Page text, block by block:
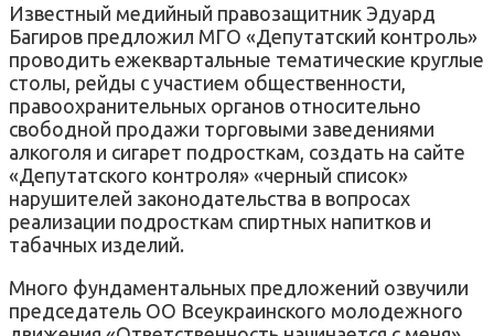
Известный медийный правозащитник Эдуард
Багиров предложил МГО «Депутатский контроль»
проводить ежеквартальные тематические круглые
столы, рейды с участием общественности,
правоохранительных органов относительно
свободной продажи торговыми заведениями
алкоголя и сигарет подросткам, создать на сайте
«Депутатского контроля» «черный список»
нарушителей законодательства в вопросах
реализации подросткам спиртных напитков и
табачных изделий.
Много фундаментальных предложений озвучили
председатель ОО Всеукраинского молодежного